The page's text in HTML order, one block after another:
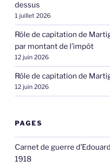
dessus
1 juillet 2026
Rôle de capitation de
par montant de l’impôt
12 juin 2026
Rôle de capitation de
12 juin 2026
PAGES
Carnet de guerre
1918